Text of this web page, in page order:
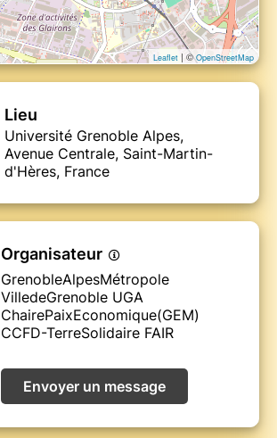
Leaflet | ©OpenStreetMap
Lieu
Université Grenoble Alpes,
Avenue Centrale, Saint-Martin-
d'Hères, France
Organisateur
GrenobleAlpesMétropole
VilledeGrenoble UGA
ChairePaixEconomique(GEM)
CCFD-TerreSolidaire FAIR
Envoyer un message